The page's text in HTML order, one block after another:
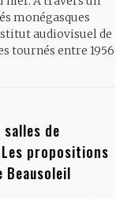
monégasques
audiovisuel de
tournés entre 1956
de
propositions
Beausoleil